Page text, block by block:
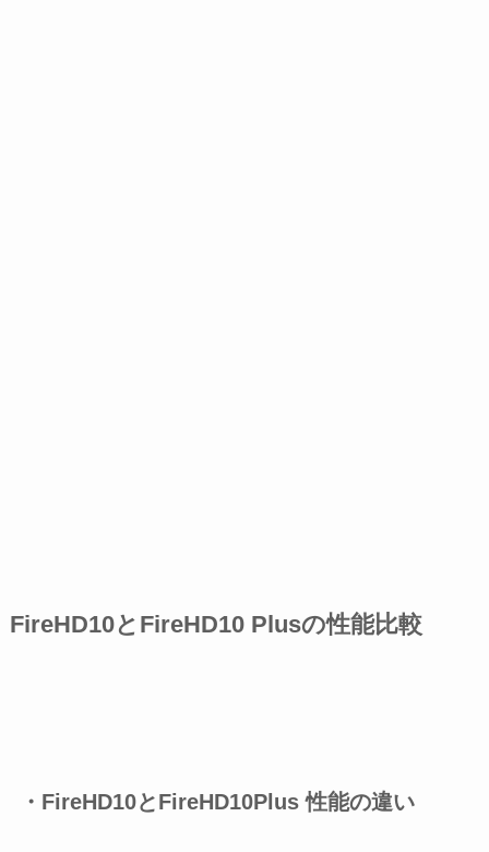
FireHD10とFireHD10 Plusの性能比較
・FireHD10とFireHD10Plus 性能の違い